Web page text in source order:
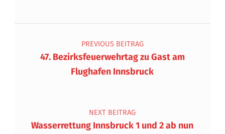
Beitragsnavigation
PREVIOUS BEITRAG
47. Bezirksfeuerwehrtag zu Gast am
Flughafen Innsbruck
NEXT BEITRAG
Wasserrettung Innsbruck 1 und 2 ab nun